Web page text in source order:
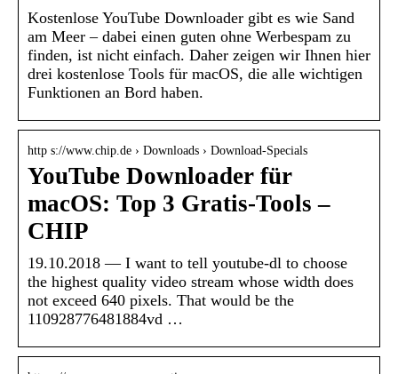
Kostenlose YouTube Downloader gibt es wie Sand
am Meer – dabei einen guten ohne Werbespam zu
finden, ist nicht einfach. Daher zeigen wir Ihnen hier
drei kostenlose Tools für macOS, die alle wichtigen
Funktionen an Bord haben.
http s://www.chip.de › Downloads › Download-Specials
YouTube Downloader für
macOS: Top 3 Gratis-Tools –
CHIP
19.10.2018 — I want to tell youtube-dl to choose
the highest quality video stream whose width does
not exceed 640 pixels. That would be the
110928776481884vd …